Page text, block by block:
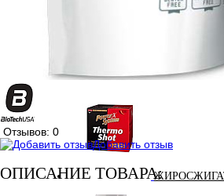
Отзывов: 0
Добавить отзыв
ОПИСАНИЕ ТОВАРА: